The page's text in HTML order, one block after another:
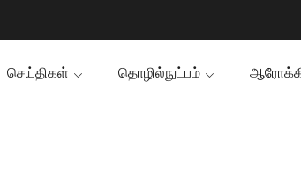
செய்திகள் தொழில்நுட்பம்